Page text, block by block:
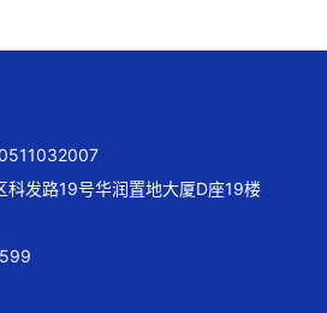
科发路19号华润置地大厦D座19楼